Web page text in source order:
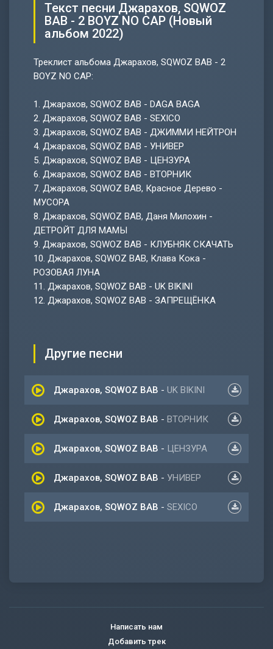
Текст песни Джарахов, SQWOZ
BAB - 2 BOYZ NO CAP (Новый
альбом 2022)
Треклист альбома Джарахов, SQWOZ BAB - 2
BOYZ NO CAP:
1. Джарахов, SQWOZ BAB - DAGA BAGA
2. Джарахов, SQWOZ BAB - SEXICO
3. Джарахов, SQWOZ BAB - ДЖИММИ НЕЙТРОН
4. Джарахов, SQWOZ BAB - УНИВЕР
5. Джарахов, SQWOZ BAB - ЦЕНЗУРА
6. Джарахов, SQWOZ BAB - ВТОРНИК
7. Джарахов, SQWOZ BAB, Красное Дерево -
МУСОРА
8. Джарахов, SQWOZ BAB, Даня Милохин -
ДЕТРОЙТ ДЛЯ МАМЫ
9. Джарахов, SQWOZ BAB - КЛУБНЯК СКАЧАТЬ
10. Джарахов, SQWOZ BAB, Клава Кока -
РОЗОВАЯ ЛУНА
11. Джарахов, SQWOZ BAB - UK BIKINI
12. Джарахов, SQWOZ BAB - ЗАПРЕЩЁНКА
Другие песни
Джарахов, SQWOZ BAB - UK BIKINI
Джарахов, SQWOZ BAB - ВТОРНИК
Джарахов, SQWOZ BAB - ЦЕНЗУРА
Джарахов, SQWOZ BAB - УНИВЕР
Джарахов, SQWOZ BAB - SEXICO
Написать нам
Добавить трек